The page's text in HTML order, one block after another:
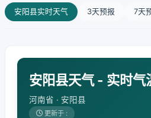
安阳县实时天气 3天预报 7天
安阳县天气 - 实时气
河南省 · 安阳县
更新于 :